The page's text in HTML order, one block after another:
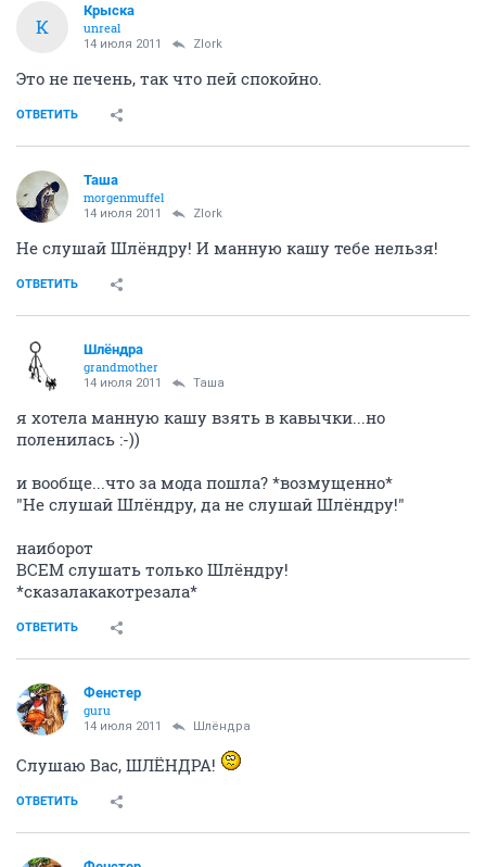
К
Крыска
unreal
14 июля 2011 Zlork
Это не печень, так что пей спокойно.
ОТВЕТИТЬ
Таша
morgenmuffel
14 июля 2011 Zlork
Не слушай Шлёндру! И манную кашу тебе нельзя!
ОТВЕТИТЬ
Шлёндра
grandmother
14 июля 2011 Таша
я хотела манную кашу взять в кавычки...но
поленилась :-))
и вообще...что за мода пошла? *возмущенно*
"Не слушай Шлёндру, да не слушай Шлёндру!"
наиборот
ВСЕМ слушать только Шлёндру!
*сказалакакотрезала*
ОТВЕТИТЬ
Фенстер
guru
14 июля 2011 Шлёндра
Слушаю Вас, ШЛЁНДРА!
ОТВЕТИТЬ